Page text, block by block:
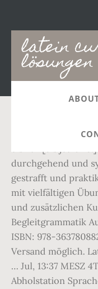
latein
lösungen
Main
navigation
Hier können Sie
durchgehend und
gestrafft und
mit vielfältigen
und zusätzlichen
Begleitgrammatik
ISBN: 978-
Versand möglich.
… Jul, 13:37 MESZ
Abholstation